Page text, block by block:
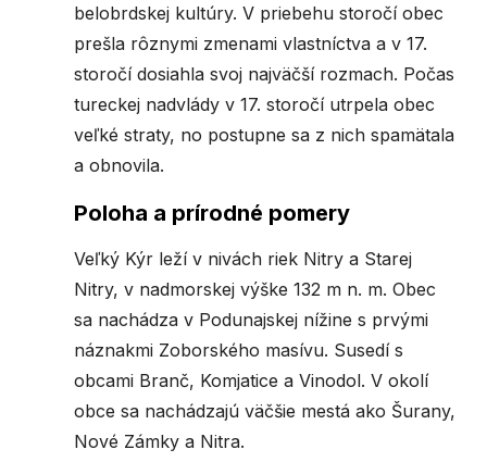
belobrdskej kultúry. V priebehu storočí obec
prešla rôznymi zmenami vlastníctva a v 17.
storočí dosiahla svoj najväčší rozmach. Počas
tureckej nadvlády v 17. storočí utrpela obec
veľké straty, no postupne sa z nich spamätala
a obnovila.
Poloha a prírodné pomery
Veľký Kýr leží v nivách riek Nitry a Starej
Nitry, v nadmorskej výške 132 m n. m. Obec
sa nachádza v Podunajskej nížine s prvými
náznakmi Zoborského masívu. Susedí s
obcami Branč, Komjatice a Vinodol. V okolí
obce sa nachádzajú väčšie mestá ako Šurany,
Nové Zámky a Nitra.